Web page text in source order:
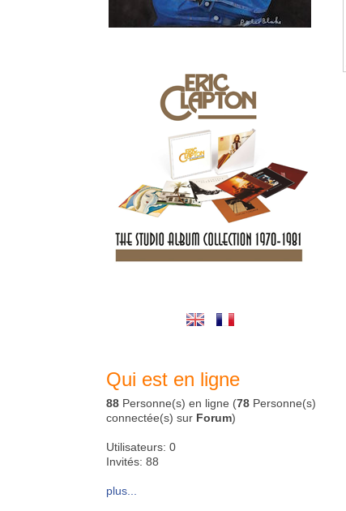
Qui est en ligne
88 Personne(s) en ligne (78 Personne(s)
connectée(s) sur Forum)
Utilisateurs: 0
Invités: 88
plus...